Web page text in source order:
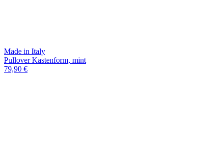
Made in Italy
Pullover Kastenform, mint
79,90 €